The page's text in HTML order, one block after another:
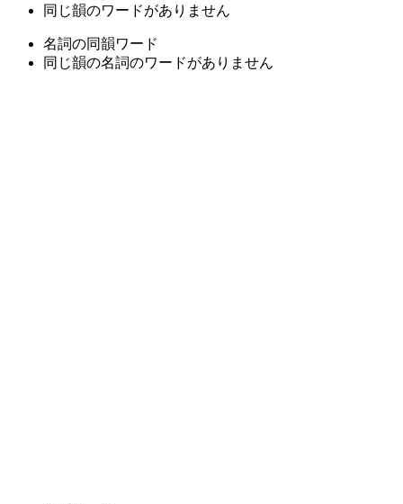
同じ韻のワードがありません
名詞の同韻ワード
同じ韻の名詞のワードがありません